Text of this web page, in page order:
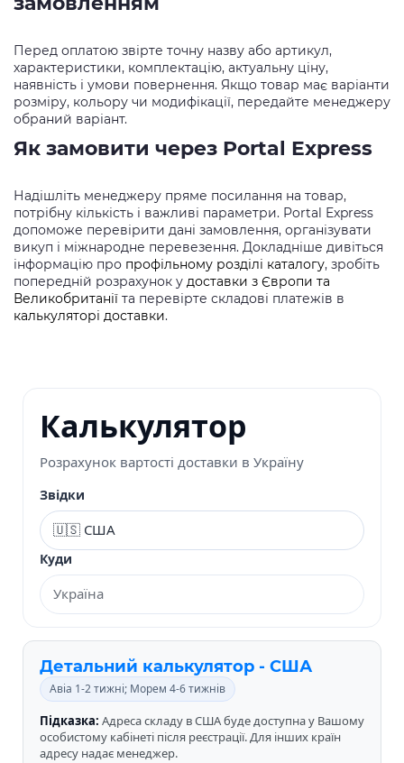
Перед оплатою звірте точну назву або артикул,
характеристики, комплектацію, актуальну ціну,
наявність і умови повернення. Якщо товар має варіанти
розміру, кольору чи модифікації, передайте менеджеру
обраний варіант.
Як замовити через Portal Express
Надішліть менеджеру пряме посилання на товар,
потрібну кількість і важливі параметри. Portal Express
допоможе перевірити дані замовлення, організувати
викуп і міжнародне перевезення. Докладніше дивіться
інформацію про профільному розділі каталогу, зробіть
попередній розрахунок у доставки з Європи та
Великобританії та перевірте складові платежів в
калькуляторі доставки.
Калькулятор
Розрахунок вартості доставки в Україну
Звідки
Куди
Детальний калькулятор - США
Авіа 1-2 тижні; Морем 4-6 тижнів
Підказка: Адреса складу в США буде доступна у Вашому
особистому кабінеті після реєстрації. Для інших країн
адресу надає менеджер.